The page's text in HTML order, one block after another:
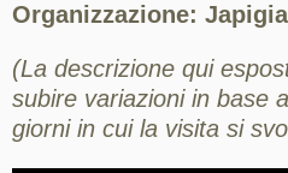
Organizzazione:
(La descrizione qui
subire variazioni in base
giorni in cui la visita si